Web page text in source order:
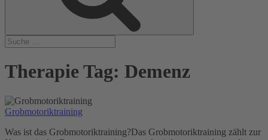
Therapie Tag: Demenz
Grobmotoriktraining
Was ist das Grobmotoriktraining?Das Grobmotoriktraining zählt zur